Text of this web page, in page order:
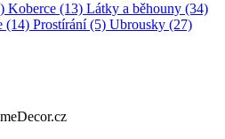
Koberce (13) Látky a běhouny (34)
(14) Prostírání (5) Ubrousky (27)